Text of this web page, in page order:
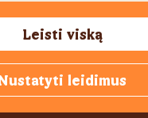
Leisti viską
leidimus
Burger King Corporation.
UAB, Reg.nr.
Lithuania,info@burgerking.lt